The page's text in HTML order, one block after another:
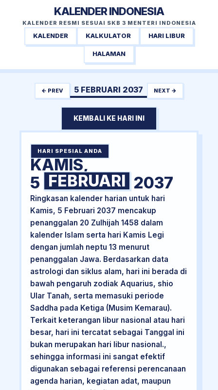
KALENDER INDONESIA
KALENDER RESMI SESUAI SKB 3 MENTERI INDONESIA
KALENDER KALKULATOR HARI LIBUR
HALAMAN
← PREV 5 FEBRUARI 2037 NEXT →
KEMBALI KE HARI INI
HARI SPESIAL ANDA
KAMIS,
5 FEBRUARI 2037
Ringkasan kalender harian untuk hari
Kamis, 5 Februari 2037 mencakup
penanggalan 20 Zulhijah 1458 dalam
kalender Islam serta hari Kamis Legi
dengan jumlah neptu 13 menurut
penanggalan Jawa. Berdasarkan data
astrologi dan siklus alam, hari ini berada di
bawah pengaruh zodiak Aquarius, shio
Ular Tanah, serta memasuki periode
Saddha pada Ketiga (Musim Kemarau).
Terkait keterangan libur nasional atau hari
besar, hari ini tercatat sebagai Tanggal ini
bukan merupakan hari libur nasional.,
sehingga informasi ini sangat efektif
digunakan sebagai referensi perencanaan
agenda harian, kegiatan adat, maupun